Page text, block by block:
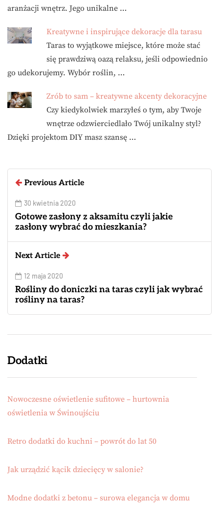
aranżacji wnętrz. Jego unikalne …
Kreatywne i inspirujące dekoracje dla tarasu
Taras to wyjątkowe miejsce, które może stać
się prawdziwą oazą relaksu, jeśli odpowiednio
go udekorujemy. Wybór roślin, …
Zrób to sam – kreatywne akcenty dekoracyjne
Czy kiedykolwiek marzyłeś o tym, aby Twoje
wnętrze odzwierciedlało Twój unikalny styl?
Dzięki projektom DIY masz szansę …
Previous Article
30 kwietnia 2020
Gotowe zasłony z aksamitu czyli jakie
zasłony wybrać do mieszkania?
Next Article
12 maja 2020
Rośliny do doniczki na taras czyli jak wybrać
rośliny na taras?
Dodatki
Nowoczesne oświetlenie sufitowe – hurtownia
oświetlenia w Świnoujściu
Retro dodatki do kuchni – powrót do lat 50
Jak urządzić kącik dziecięcy w salonie?
Modne dodatki z betonu – surowa elegancja w domu